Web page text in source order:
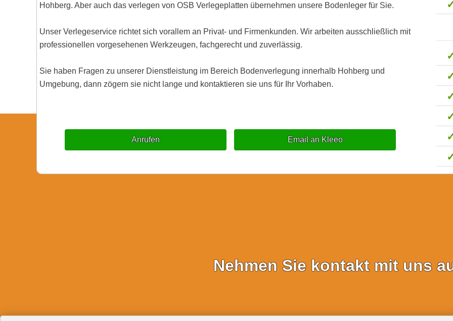
Hohberg. Aber auch das verlegen von OSB Verlegeplatten übernehmen unsere Bodenleger für Sie.
Unser Verlegeservice richtet sich vorallem an Privat- und Firmenkunden. Wir arbeiten ausschließlich mit
professionellen vorgesehenen Werkzeugen, fachgerecht und zuverlässig.
Sie haben Fragen zu unserer Dienstleistung im Bereich Bodenverlegung innerhalb Hohberg und
Umgebung, dann zögern sie nicht lange und kontaktieren sie uns für Ihr Vorhaben.
Anrufen Email an Kleeo
Nehmen Sie kontakt mit uns